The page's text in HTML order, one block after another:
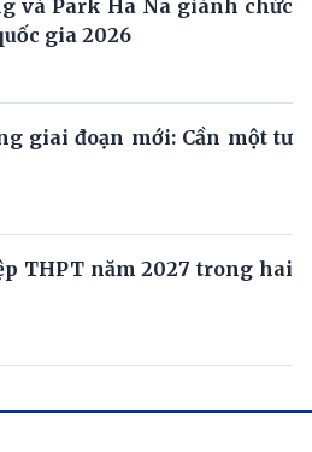
và Park Ha Na giành chức
gia 2026
giai đoạn mới: Cần một tư
THPT năm 2027 trong hai